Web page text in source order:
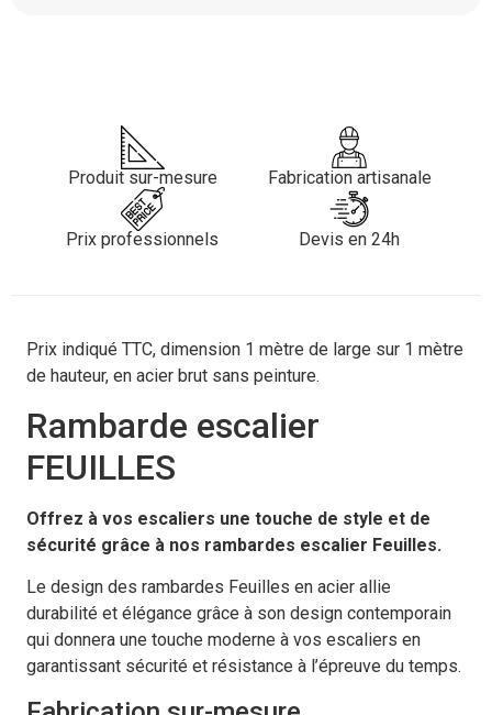
Produit sur-mesure Fabrication artisanale
Prix professionnels Devis en 24h
Prix indiqué TTC, dimension 1 mètre de large sur 1 mètre
de hauteur, en acier brut sans peinture.
Rambarde escalier
FEUILLES
Offrez à vos escaliers une touche de style et de
sécurité grâce à nos rambardes escalier Feuilles.
Le design des rambardes Feuilles en acier allie
durabilité et élégance grâce à son design contemporain
qui donnera une touche moderne à vos escaliers en
garantissant sécurité et résistance à l’épreuve du temps.